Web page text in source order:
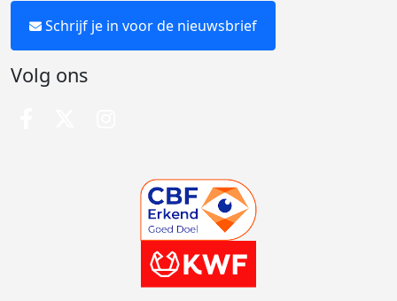
Schrijf je in voor de nieuwsbrief
Volg ons